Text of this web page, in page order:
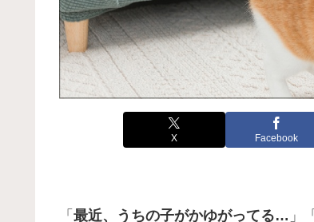
X Facebook
「 最近、うちの子がかゆがってる… 」「